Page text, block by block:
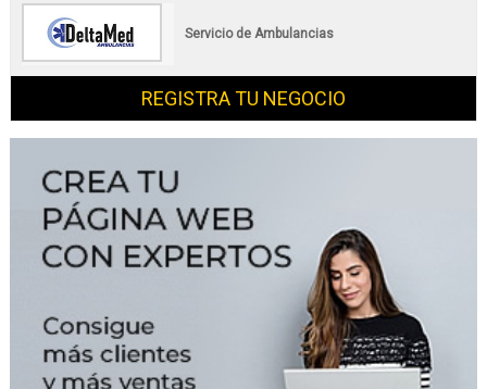
Servicio de Ambulancias
REGISTRA TU NEGOCIO